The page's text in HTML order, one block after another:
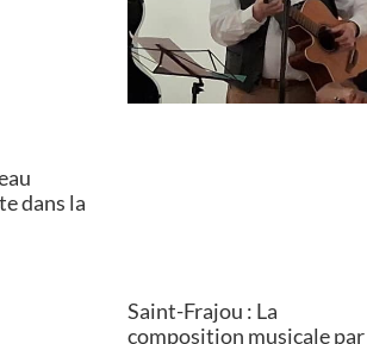
dans la
Saint-Frajou : La
composition musicale par